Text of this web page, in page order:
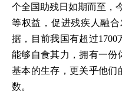
个全国助残日如期而至，
等权益，促进残疾人融
据，目前我国有超过1700
能够自食其力，拥有一份
基本的生存，更关乎他们
数。